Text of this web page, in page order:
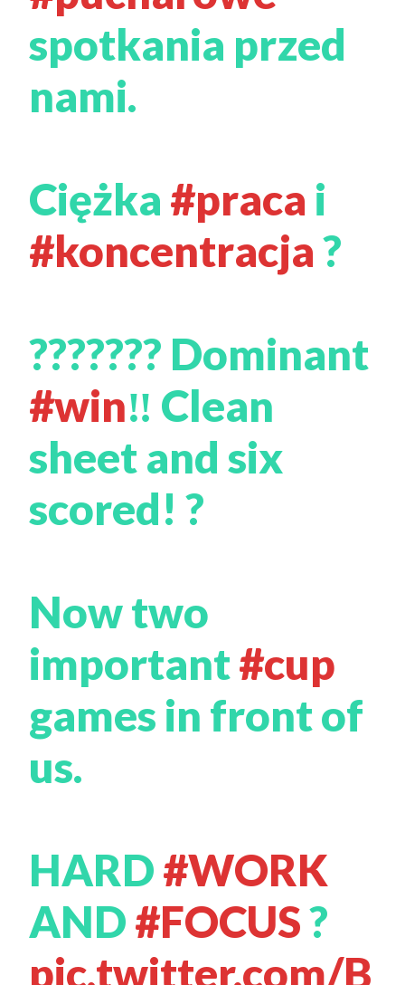
spotkania przed
nami.
Ciężka #praca i
#koncentracja?
??????? Dominant
#win‼ Clean
sheet and six
scored! ?
Now two
important#cup
games in front of
us.
HARD#WORK
AND#FOCUS?
pic.twitter.com/B